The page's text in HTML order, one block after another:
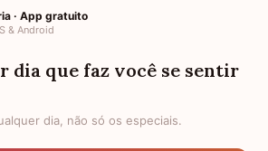
de Aniversário
FALTAM 3 DIAS PARA O MEU
· App gratuito
& Android
dia que faz você se sentir
dia, não só os especiais.